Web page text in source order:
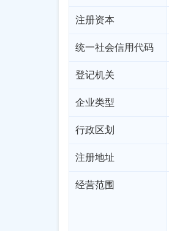
注册资本
统一社会信用代码
登记机关
企业类型
行政区划
注册地址
经营范围